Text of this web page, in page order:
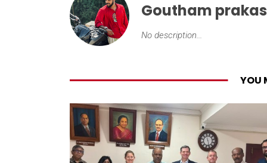
Goutham
No description...
YOU